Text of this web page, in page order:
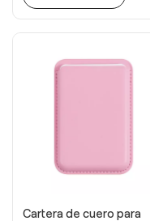
Cartera de cuero para